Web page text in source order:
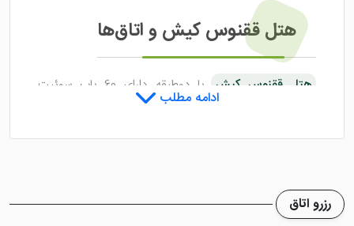
هتل ققنوس کیش و اتاق‌ها
هتل ققنوس کیش
با دوطبقه دارای 60 باب سوئیت
دوتخته الی پنج تخته می‌باشد. اتاق های این هتل اگرچه
تمامی اتاق های هتل تایید شده می باشند و جای هیچگونه
ادامه مطلب
رزرو اتاق